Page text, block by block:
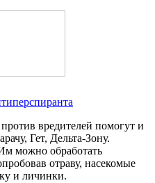
вредителей помогут и
Гет, Дельта-Зону.
можно обработать
отраву, насекомые
и личинки.